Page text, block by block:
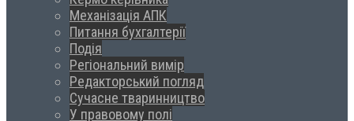
Механізація АПК
Питання бухгалтерії
Подія
Регіональний вимір
Редакторський погляд
Сучасне тваринництво
У правовому полі